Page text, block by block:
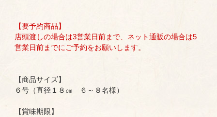
【要予約商品】
店頭渡しの場合は3営業日前まで、ネット通販の場合は5
営業日前までにご予約をお願いします。
【商品サイズ】
６号（直径１８㎝ ６～８名様）
【賞味期限】